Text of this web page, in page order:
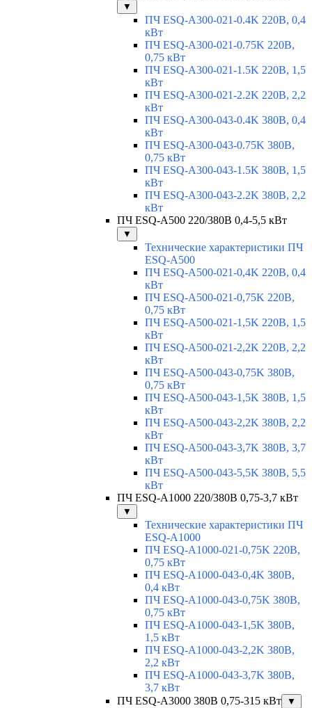
▼
ПЧ ESQ-A300-021-0.4K 220В, 0,4
кВт
ПЧ ESQ-A300-021-0.75K 220В,
0,75 кВт
ПЧ ESQ-A300-021-1.5K 220В, 1,5
кВт
ПЧ ESQ-A300-021-2.2K 220В, 2,2
кВт
ПЧ ESQ-A300-043-0.4K 380В, 0,4
кВт
ПЧ ESQ-A300-043-0.75K 380В,
0,75 кВт
ПЧ ESQ-A300-043-1.5K 380В, 1,5
кВт
ПЧ ESQ-A300-043-2.2K 380В, 2,2
кВт
ПЧ ESQ-A500 220/380В 0,4-5,5 кВт
▼
Технические характеристики ПЧ
ESQ-A500
ПЧ ESQ-A500-021-0,4K 220В, 0,4
кВт
ПЧ ESQ-A500-021-0,75K 220В,
0,75 кВт
ПЧ ESQ-A500-021-1,5K 220В, 1,5
кВт
ПЧ ESQ-A500-021-2,2K 220В, 2,2
кВт
ПЧ ESQ-A500-043-0,75K 380В,
0,75 кВт
ПЧ ESQ-A500-043-1,5K 380В, 1,5
кВт
ПЧ ESQ-A500-043-2,2K 380В, 2,2
кВт
ПЧ ESQ-A500-043-3,7K 380В, 3,7
кВт
ПЧ ESQ-A500-043-5,5K 380В, 5,5
кВт
ПЧ ESQ-A1000 220/380В 0,75-3,7 кВт
▼
Технические характеристики ПЧ
ESQ-A1000
ПЧ ESQ-A1000-021-0,75K 220В,
0,75 кВт
ПЧ ESQ-A1000-043-0,4K 380В,
0,4 кВт
ПЧ ESQ-A1000-043-0,75K 380В,
0,75 кВт
ПЧ ESQ-A1000-043-1,5K 380В,
1,5 кВт
ПЧ ESQ-A1000-043-2,2K 380В,
2,2 кВт
ПЧ ESQ-A1000-043-3,7K 380В,
3,7 кВт
ПЧ ESQ-A3000 380В 0,75-315 кВт
▼